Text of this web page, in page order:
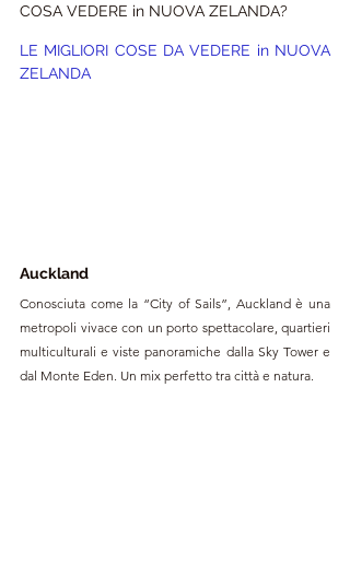
COSA VEDERE in NUOVA ZELANDA?
LE MIGLIORI COSE DA VEDERE in NUOVA
ZELANDA
Auckland
Conosciuta come la “City of Sails”, Auckland è una
metropoli vivace con un porto spettacolare, quartieri
multiculturali e viste panoramiche dalla Sky Tower e
dal Monte Eden. Un mix perfetto tra città e natura.